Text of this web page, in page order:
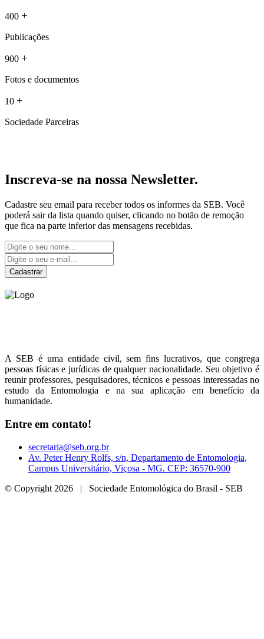
400 +
Publicações
900 +
Fotos e documentos
10 +
Sociedade Parceiras
Inscreva-se na nossa Newsletter.
Cadastre seu email para receber todos os informes da SEB. Você
poderá sair da lista quando quiser, clicando no botão de remoção
que fica na parte inferior das mensagens recebidas.
Cadastrar
A SEB é uma entidade civil, sem fins lucrativos, que congrega
pessoas físicas e jurídicas de qualquer nacionalidade. Seu objetivo é
reunir professores, pesquisadores, técnicos e pessoas interessadas no
estudo da Entomologia e na sua aplicação em benefício da
humanidade.
Entre em contato!
secretaria@seb.org.br
Av. Peter Henry Rolfs, s/n, Departamento de Entomologia,
Campus Universitário, Viçosa - MG. CEP: 36570-900
© Copyright 2026 | Sociedade Entomológica do Brasil - SEB